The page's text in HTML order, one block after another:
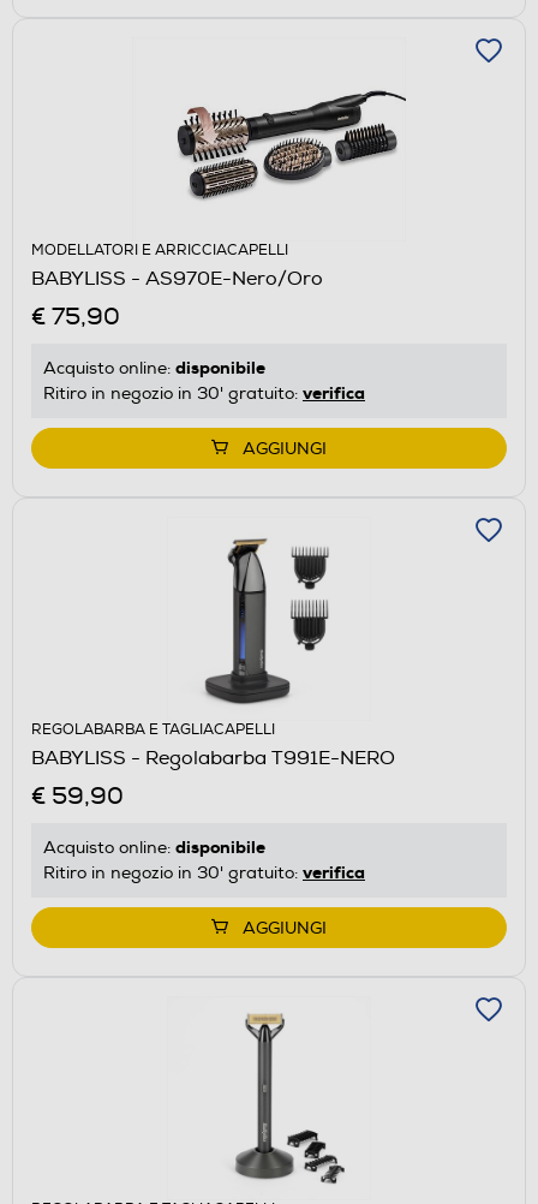
MODELLATORI E ARRICCIACAPELLI
BABYLISS - AS970E-Nero/Oro
€ 75,90
Acquisto online: disponibile
Ritiro in negozio in 30' gratuito: verifica
AGGIUNGI
REGOLABARBA E TAGLIACAPELLI
BABYLISS - Regolabarba T991E-NERO
€ 59,90
Acquisto online: disponibile
Ritiro in negozio in 30' gratuito: verifica
AGGIUNGI